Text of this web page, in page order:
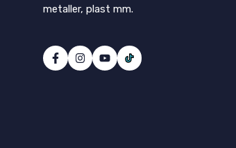
metaller, plast mm.